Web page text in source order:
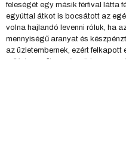
feleségét egy másik férfival látta
egyúttal átkot is bocsátott az
volna hajlandó levenni róluk, ha
mennyiségű aranyat és
az üzletembernek, ezért
a 61 éves nőt – számolt be az